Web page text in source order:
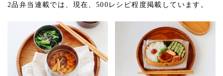
2品弁当連載では、現在、500レシピ程度掲載しています。